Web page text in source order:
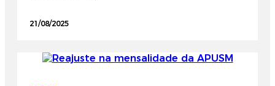
21/08/2025